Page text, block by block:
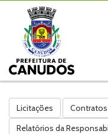
Licitações Contratos
Relatórios da